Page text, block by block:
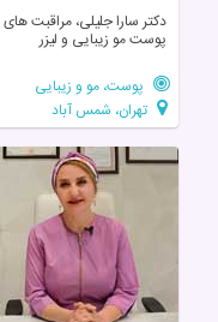
دکتر سارا جلیلی، مراقبت های
پوست مو زیبایی و لیزر
پوست، مو و زیبایی
تهران، شمس آباد